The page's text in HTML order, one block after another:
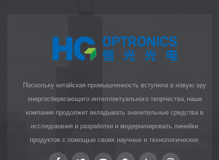
Поскольку китайская промышленность вступила в новую эру
энергосберегающего интеллектуального творчества, наша
компания продолжит вкладывать значительные средства в
исследования и разработки и модернизировать линейки
продуктов с помощью своих научных и технологических
инноваций, чтобы предоставить клиентам